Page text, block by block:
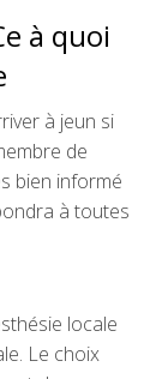
à quoi
à jeun si
de
bien informé
à toutes
locale
Le choix